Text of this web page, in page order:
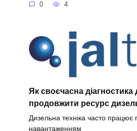
0 4
Як своєчасна діагностика
продовжити ресурс
Дизельна техніка часто працює
навантаженням